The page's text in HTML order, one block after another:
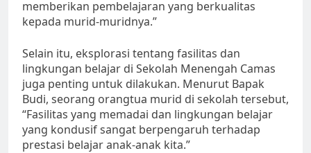
memberikan pembelajaran yang berkualitas
kepada murid-muridnya.”
Selain itu, eksplorasi tentang fasilitas dan
lingkungan belajar di Sekolah Menengah Camas
juga penting untuk dilakukan. Menurut Bapak
Budi, seorang orangtua murid di sekolah tersebut,
“Fasilitas yang memadai dan lingkungan belajar
yang kondusif sangat berpengaruh terhadap
prestasi belajar anak-anak kita.”